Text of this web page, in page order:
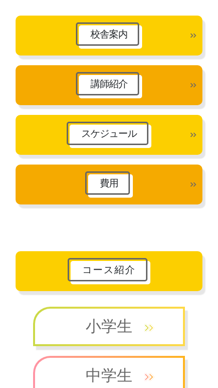
ブ
校舎案内
講師紹介
スケジュール
費用
コース紹介
小学生
中学生